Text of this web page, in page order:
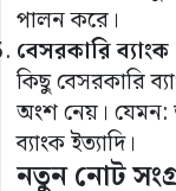
পালন করে।
বেসরকারি ব্যাংক
কিছু বেসরকারি
অংশ নেয়। যেমন:
ব্যাংক ইত্যাদি।
নতুন নোট